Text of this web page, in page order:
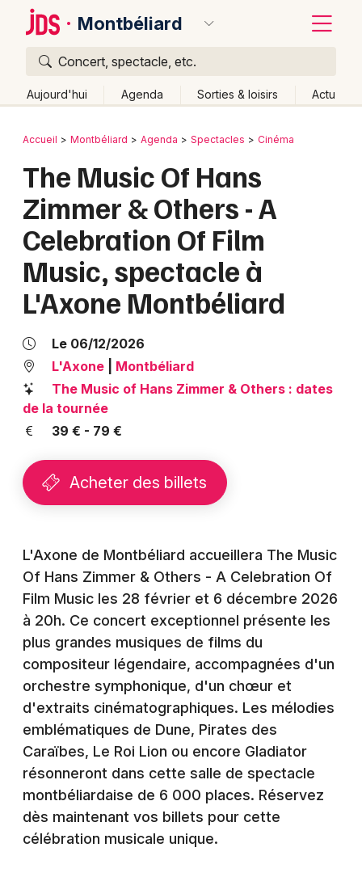
Montbéliard
Concert, spectacle, etc.
Aujourd'hui Agenda Sorties & loisirs Actu
Publier un événement
Grands événements
Activité & Expérience
Manifestations
Foires & salons
Spectacles
Concerts
Sports
Sorties famille
Sorties & loisirs
Cinéma dans le Doubs
Cinéma en Franche-Comté
Cinéma en Bourgogne-Franche-Comté
Newsletter des sorties
Bordeaux
Colmar
Lille
Lyon
Marseille
Mulhouse
Montpellier
Nantes
Nice
Paris
Strasbourg
Toutes les villes
Retour
Accueil Montbéliard Agenda Spectacles Cinéma
The Music Of Hans
Zimmer & Others - A
Celebration Of Film
Music, spectacle à
L'Axone Montbéliard
Le 06/12/2026
L'Axone
Montbéliard
The Music of Hans Zimmer & Others : dates
de la tournée
39 € - 79 €
Acheter des billets
L'Axone de Montbéliard accueillera The Music
Of Hans Zimmer & Others - A Celebration Of
Film Music les 28 février et 6 décembre 2026
à 20h. Ce concert exceptionnel présente les
plus grandes musiques de films du
compositeur légendaire, accompagnées d'un
orchestre symphonique, d'un chœur et
d'extraits cinématographiques. Les mélodies
emblématiques de Dune, Pirates des
Caraïbes, Le Roi Lion ou encore Gladiator
résonneront dans cette salle de spectacle
montbéliardaise de 6 000 places. Réservez
dès maintenant vos billets pour cette
célébration musicale unique.
Quoi ?
Où ?
Partout
Près de moi Changer de lieu
Quand ?
Effacer les dates
Aujourd'hui
Demain Ce week-end Autre